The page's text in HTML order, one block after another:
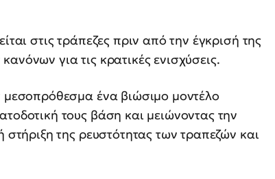
στις τράπεζες πριν από την έγκρισή της
για τις κρατικές ενισχύσεις.
ένα βιώσιμο μοντέλο
τους βάση και μειώνοντας την
της ρευστότητας των τραπεζών και